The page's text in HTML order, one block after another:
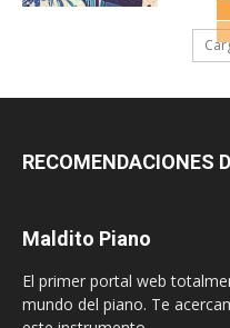
RECOMENDACIONES
Maldito Piano
El primer portal web
mundo del piano. Te